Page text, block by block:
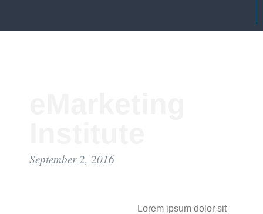
September 2, 2016
Lorem ipsum dolor sit